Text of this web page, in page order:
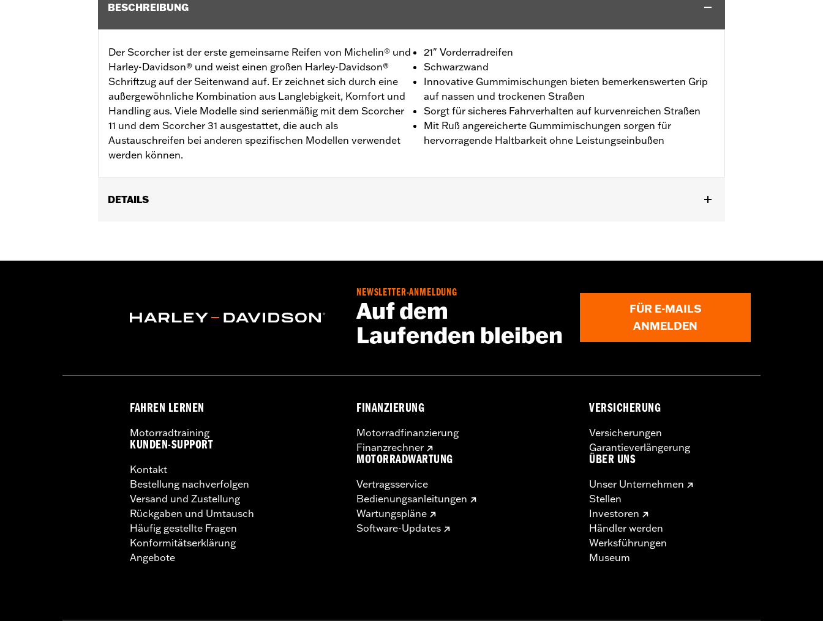
BESCHREIBUNG
Der Scorcher ist der erste gemeinsame Reifen von Michelin® und
Harley-Davidson® und weist einen großen Harley-Davidson®
Schriftzug auf der Seitenwand auf. Er zeichnet sich durch eine
außergewöhnliche Kombination aus Langlebigkeit, Komfort und
Handling aus. Viele Modelle sind serienmäßig mit dem Scorcher
11 und dem Scorcher 31 ausgestattet, die auch als
Austauschreifen bei anderen spezifischen Modellen verwendet
werden können.
21" Vorderradreifen
Schwarzwand
Innovative Gummimischungen bieten bemerkenswerten Grip
auf nassen und trockenen Straßen
Sorgt für sicheres Fahrverhalten auf kurvenreichen Straßen
Mit Ruß angereicherte Gummimischungen sorgen für
hervorragende Haltbarkeit ohne Leistungseinbußen
DETAILS
In Einheiten erhältlich:Jeweils
Reifendimension:80/90-21
Nur von H-D® zugelassene Reifen verwenden. Wende Dich an einen H-D® Händler. Die Verwendung nicht zugelassener
beeinträchtigen, was zu schweren oder tödlichen Verletzungen führen kann.
NEWSLETTER-ANMELDUNG
Auf dem
Laufenden bleiben
FÜR E-MAILS
ANMELDEN
FAHREN LERNEN
Motorradtraining
KUNDEN-SUPPORT
Kontakt
Bestellung nachverfolgen
Versand und Zustellung
Rückgaben und Umtausch
Häufig gestellte Fragen
Konformitätserklärung
Angebote
FINANZIERUNG
Motorradfinanzierung
Finanzrechner
MOTORRADWARTUNG
Vertragsservice
Bedienungsanleitungen
Wartungspläne
Software-Updates
VERSICHERUNG
Versicherungen
Garantieverlängerung
ÜBER UNS
Unser Unternehmen
Stellen
Investoren
Händler werden
Werksführungen
Museum